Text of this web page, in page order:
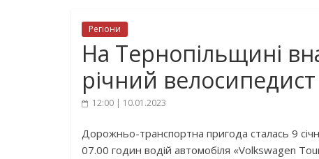
Регіони
На Тернопільщині
річний велосипедист
12:00 | 10.01.2023
Дорожньо-транспортна пригода сталась 9
07.00 годин водій автомобіля «Volkswagen